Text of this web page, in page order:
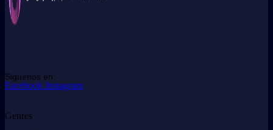
Siguenos en:
Facebook Instagram
Genres